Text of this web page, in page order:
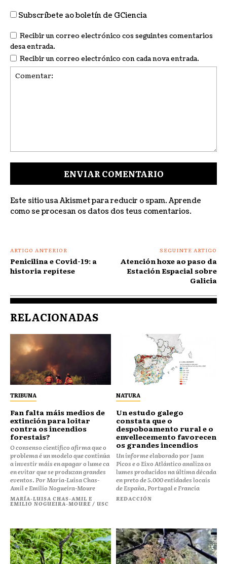
Subscríbete ao boletín de GCiencia
Recibir un correo electrónico cos seguintes comentarios
desa entrada.
Recibir un correo electrónico con cada nova entrada.
Este sitio usa Akismet para reducir o spam. Aprende
como se procesan os datos dos teus comentarios.
ARTIGO ANTERIOR
Penicilina e Covid-19: a
historia repítese
SEGUINTE ARTIGO
Atención hoxe ao paso da
Estación Espacial sobre
Galicia
RELACIONADAS
TRIBUNA
Fan falta máis medios de
extinción para loitar
contra os incendios
forestais?
O consenso científico afirma que o
problema é un modelo que continúa
a investir máis en apagar o lume ca
en evitar que se produzan grandes
eventos. Por María-Luisa Chas-
Amil e Emilio Nogueira-Moure
MARÍA-LUISA CHAS-AMIL E
EMILIO NOGUEIRA-MOURE / USC
NATURA
Un estudo galego
constata que o
despoboamento rural e o
envellecemento favorecen
os grandes incendios
Un informe elaborado por Juan
Picos e o Eixo Atlántico analiza os
lumes producidos na última década
en preto de 5.000 entidades locais
de España, Portugal e Francia
REDACCIÓN